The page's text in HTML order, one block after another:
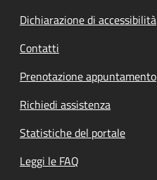
Dichiarazione di accessibilità
Contatti
Prenotazione appuntamento
Richiedi assistenza
Statistiche del portale
Leggi le FAQ